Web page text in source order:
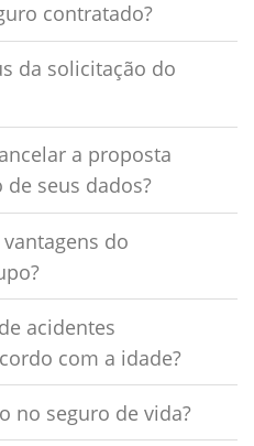
contratado?
da solicitação do
a proposta
seus dados?
do
acidentes
com a idade?
no seguro de vida?